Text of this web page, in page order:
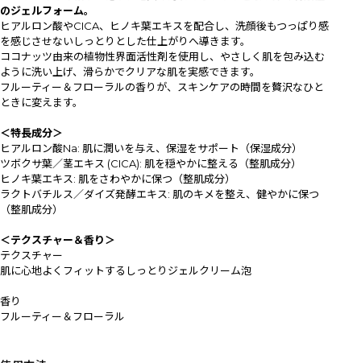
のジェルフォーム。
ヒアルロン酸やCICA、ヒノキ葉エキスを配合し、洗顔後もつっぱり感
を感じさせないしっとりとした仕上がりへ導きます。
ココナッツ由来の植物性界面活性剤を使用し、やさしく肌を包み込む
ように洗い上げ、滑らかでクリアな肌を実感できます。
フルーティー＆フローラルの香りが、スキンケアの時間を贅沢なひと
ときに変えます。
＜特長成分＞
ヒアルロン酸Na: 肌に潤いを与え、保湿をサポート（保湿成分）
ツボクサ葉／茎エキス (CICA): 肌を穏やかに整える（整肌成分）
ヒノキ葉エキス: 肌をさわやかに保つ（整肌成分）
ラクトバチルス／ダイズ発酵エキス: 肌のキメを整え、健やかに保つ
（整肌成分）
＜テクスチャー＆香り＞
テクスチャー
肌に心地よくフィットするしっとりジェルクリーム泡
香り
フルーティー＆フローラル